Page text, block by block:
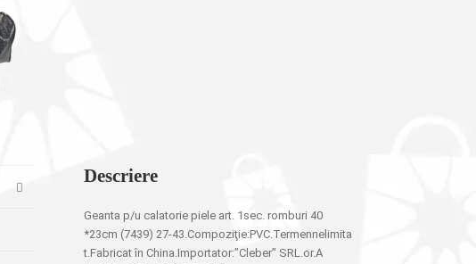
Descriere
Geanta p/u calatorie piele art. 1sec. romburi 40
*23cm (7439) 27-43.Compoziţie:PVC.Termennelimita
t.Fabricat în China.Importator:”Cleber” SRL.or.A